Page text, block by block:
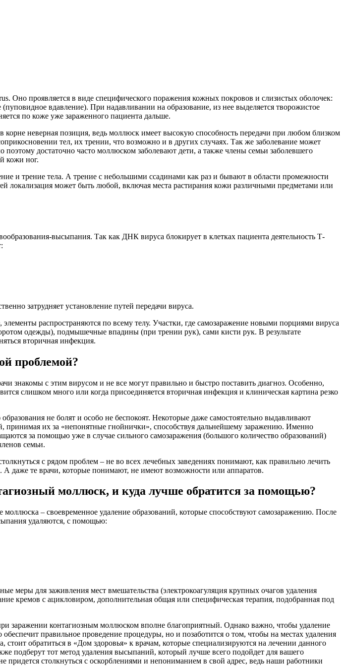
Оно проявляется в виде специфического поражения кожных покровов и слизистых оболочек:
вдавление). При надавливании на образование, из нее выделяется творожистое
по коже уже зараженного пациента дальше.
неверная позиция, ведь моллюск имеет высокую способность передачи при любом близком
тел, их трении, что возможно и в других случаях. Так же заболевание может
достаточно часто моллюском заболевают дети, а также члены семьи заболевшего
кожи ног.
и трение тела. А трение с небольшими ссадинами как раз и бывают в области промежности
локализация может быть любой, включая места растирания кожи различными предметами или
высыпания. Так как ДНК вируса блокирует в клетках пациента деятельность Т-
затрудняет установление путей передачи вируса.
распространяются по всему телу. Участки, где самозаражение новыми порциями вируса
одежды), подмышечные впадины (при трении рук), сами кисти рук. В результате
вторичная инфекция.
проблемой?
знакомы с этим вирусом и не все могут правильно и быстро поставить диагноз. Особенно,
слишком много или когда присоединяется вторичная инфекция и клиническая картина резко
не болят и особо не беспокоят. Некоторые даже самостоятельно выдавливают
принимая их за «непонятные гнойнички», способствуя дальнейшему заражению. Именно
за помощью уже в случае сильного самозаражения (большого количество образований)
семьи.
с рядом проблем – не во всех лечебных заведениях понимают, как правильно лечить
А даже те врачи, которые понимают, не имеют возможности или аппаратов.
моллюск, и куда лучше обратится за помощью?
моллюска – своевременное удаление образований, которые способствуют самозаражению. После
удаляются, с помощью:
меры для заживления мест вмешательства (электрокоагуляция крупных очагов удаления
кремов с ацикловиром, дополнительная общая или специфическая терапия, подобранная под
заражении контагиозным моллюском вполне благоприятный. Однако важно, чтобы удаление
правильное проведение процедуры, но и позаботится о том, чтобы на местах удаления
обратиться в «Дом здоровья» к врачам, которые специализируются на лечении данного
подберут тот метод удаления высыпаний, который лучше всего подойдет для вашего
столкнуться с оскорблениями и непониманием в свой адрес, ведь наши работники